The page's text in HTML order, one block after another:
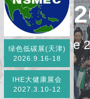
第
The
绿色低碳展(天津)
2026.9.16-18
IHE大健康展会
2027.3.10-12